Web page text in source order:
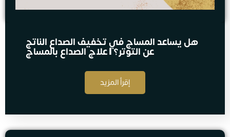
هل يساعد المساج في تخفيف الصداع الناتج
عن التوتر؟ | علاج الصداع بالمساج
إقرأ المزيد